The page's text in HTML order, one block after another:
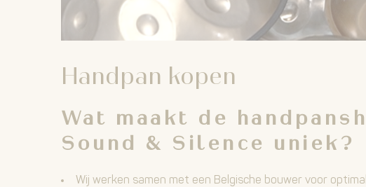
Zolang de voorraad
Handpan kopen
Wat maakt de
Sound & Silence
uniek?
Wij werken samen met een Belgische bouwer voor